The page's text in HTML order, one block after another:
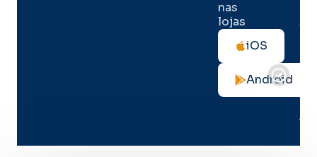
nas
lojas
iOS
Android
no